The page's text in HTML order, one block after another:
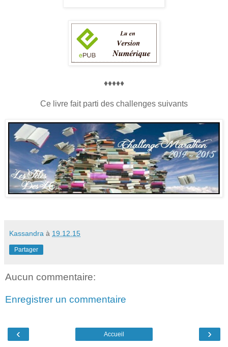
♦♦♦♦♦
Ce livre fait parti des challenges suivants
Kassandra à 19.12.15
Partager
Aucun commentaire:
Enregistrer un commentaire
‹ ›
Accueil